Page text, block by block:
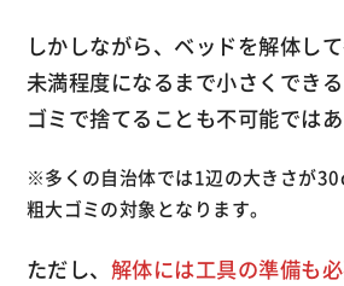
しかしながら、ベッドを解体し
未満程度になるまで小さくでき
ゴミで捨てることも不可能ではあ
※多くの自治体では1辺の大きさが
粗大ゴミの対象となります。
ただし、 解体には工具の準備も